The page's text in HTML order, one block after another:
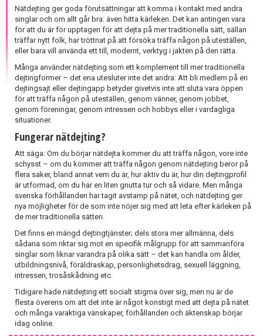
Nätdejting ger goda förutsättningar att komma i kontakt med andra
singlar och om allt går bra: även hitta kärleken. Det kan antingen vara
för att du är för upptagen för att dejta på mer traditionella sätt, sällan
träffar nytt folk, har tröttnat på att försöka träffa någon på uteställen,
eller bara vill använda ett till, modernt, verktyg i jakten på den rätta.
Många använder nätdejting som ett komplement till mer traditionella
dejtingformer – det ena utesluter inte det andra: Att bli medlem på en
dejtingsajt eller dejtingapp betyder givetvis inte att sluta vara öppen
för att träffa någon på uteställen, genom vänner, genom jobbet,
genom föreningar, genom intressen och hobbys eller i vardagliga
situationer.
Fungerar nätdejting?
Att säga: Om du börjar nätdejta kommer du att träffa någon, vore inte
schysst – om du kommer att träffa någon genom nätdejting beror på
flera saker, bland annat vem du är, hur aktiv du är, hur din dejtingprofil
är utformad, om du har en liten gnutta tur och så vidare. Men många
svenska förhållanden har tagit avstamp på nätet, och nätdejting ger
nya möjligheter för de som inte nöjer sig med att leta efter kärleken på
de mer traditionella sätten.
Det finns en mängd dejtingtjänster; dels stora mer allmänna, dels
sådana som riktar sig mot en specifik målgrupp för att sammanföra
singlar som liknar varandra på olika sätt – det kan handla om ålder,
utbildningsnivå, föräldraskap, personlighetsdrag, sexuell läggning,
intressen, trosåskådning etc.
Tidigare hade nätdejting ett socialt stigma över sig, men nu är de
flesta överens om att det inte är något konstigt med att dejta på nätet
och många varaktiga vänskaper, förhållanden och äktenskap börjar
idag online.